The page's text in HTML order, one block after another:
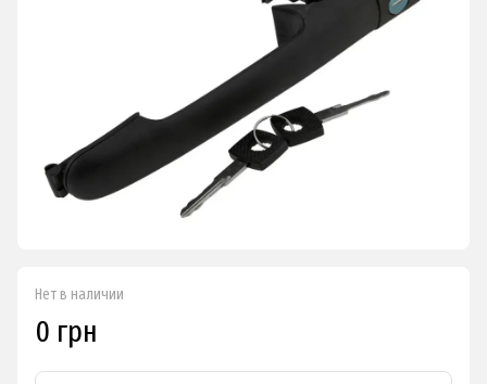
Нет в наличии
0 грн